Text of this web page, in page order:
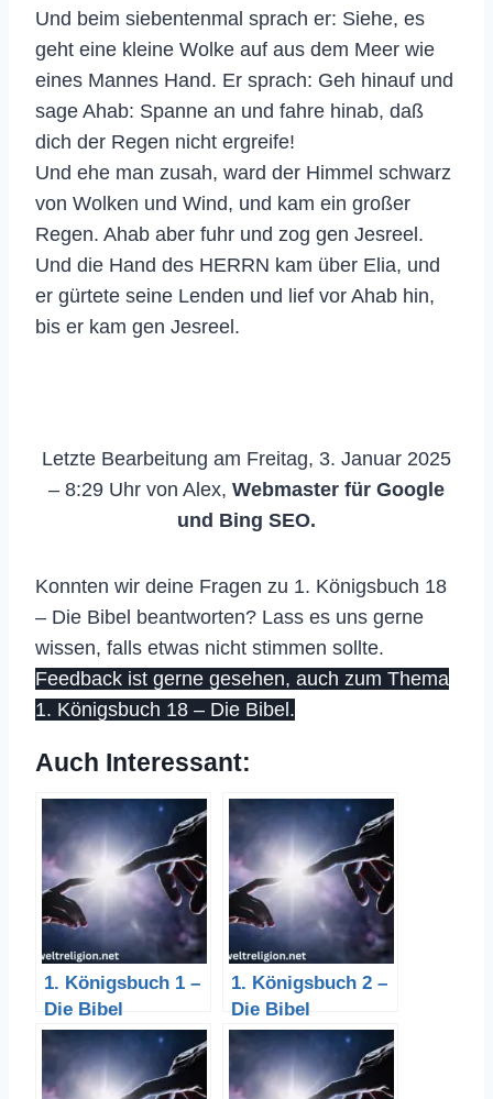
Und beim siebentenmal sprach er: Siehe, es
geht eine kleine Wolke auf aus dem Meer wie
eines Mannes Hand. Er sprach: Geh hinauf und
sage Ahab: Spanne an und fahre hinab, daß
dich der Regen nicht ergreife!
Und ehe man zusah, ward der Himmel schwarz
von Wolken und Wind, und kam ein großer
Regen. Ahab aber fuhr und zog gen Jesreel.
Und die Hand des HERRN kam über Elia, und
er gürtete seine Lenden und lief vor Ahab hin,
bis er kam gen Jesreel.
Letzte Bearbeitung am Freitag, 3. Januar 2025
– 8:29 Uhr von Alex, Webmaster für Google
und Bing SEO.
Konnten wir deine Fragen zu 1. Königsbuch 18
– Die Bibel beantworten? Lass es uns gerne
wissen, falls etwas nicht stimmen sollte.
Feedback ist gerne gesehen, auch zum Thema
1. Königsbuch 18 – Die Bibel.
Auch Interessant:
1. Königsbuch 1 –
Die Bibel
1. Königsbuch 2 –
Die Bibel